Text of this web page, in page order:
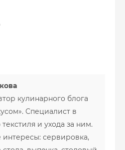
кулинарного блога
Специалист в
и ухода за ним.
сервировка,